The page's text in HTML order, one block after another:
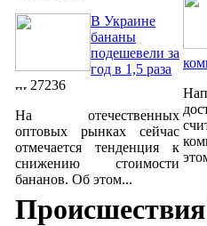
В Украине
бананы
подешевели за
год в 1,5 раза
27236
На отечественных
оптовых рынках сейчас
отмечается тенденция к
снижению стоимости
бананов. Об этом...
Происшествия